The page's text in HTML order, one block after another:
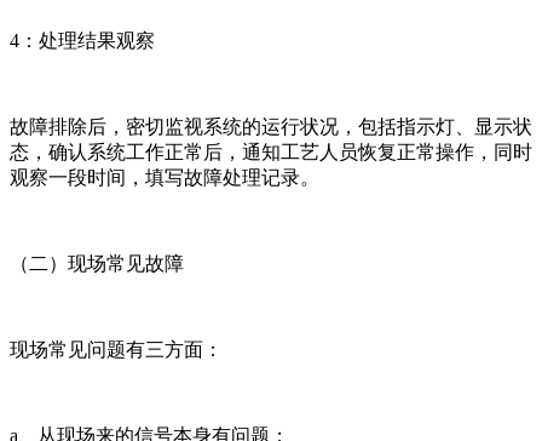
4：处理结果观察
故障排除后，密切监视系统的运行状况，包括指示灯、显示状
态，确认系统工作正常后，通知工艺人员恢复正常操作，同时
观察一段时间，填写故障处理记录。
（二）现场常见故障
现场常见问题有三方面：
a、从现场来的信号本身有问题；